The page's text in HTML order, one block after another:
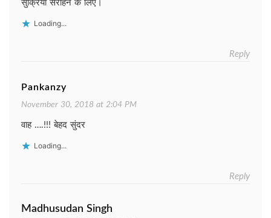
सुक्रिया सराहने के लिए।
Loading...
Reply
Pankanzy
November 30, 2018 at 2:04 PM
वाह ….!!! बेहद सुंदर
Loading...
Reply
Madhusudan Singh